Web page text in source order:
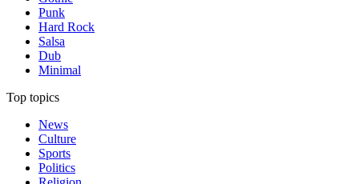
Punk
Hard Rock
Salsa
Dub
Minimal
Top topics
News
Culture
Sports
Politics